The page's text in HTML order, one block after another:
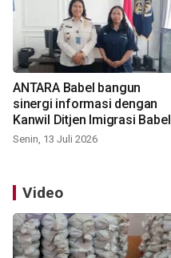
ANTARA Babel bangun
sinergi informasi dengan
Kanwil Ditjen Imigrasi Babel
Senin, 13 Juli 2026
Video